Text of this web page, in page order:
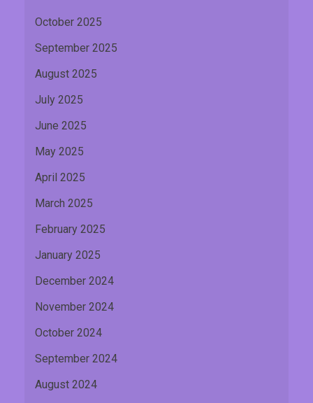
October 2025
September 2025
August 2025
July 2025
June 2025
May 2025
April 2025
March 2025
February 2025
January 2025
December 2024
November 2024
October 2024
September 2024
August 2024